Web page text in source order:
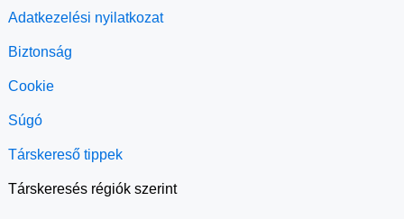
Adatkezelési nyilatkozat
Biztonság
Cookie
Súgó
Társkereső tippek
Társkeresés régiók szerint